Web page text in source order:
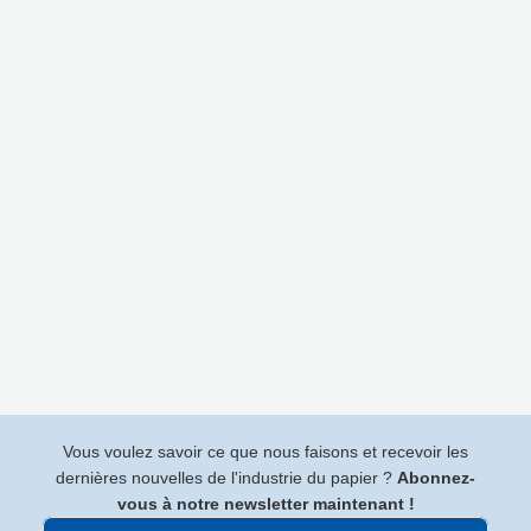
Vous voulez savoir ce que nous faisons et recevoir les
dernières nouvelles de l'industrie du papier ? Abonnez-
vous à notre newsletter maintenant !